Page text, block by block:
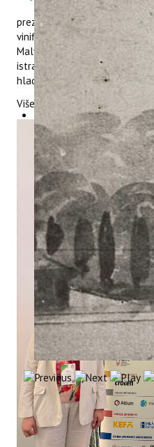
Matić, mag.
prezentacijom pod
vinification on the
Malvazija istarska grape
istraživanja utjecaja
hladno prešanog ulja
Više na linkuVinNutriVit